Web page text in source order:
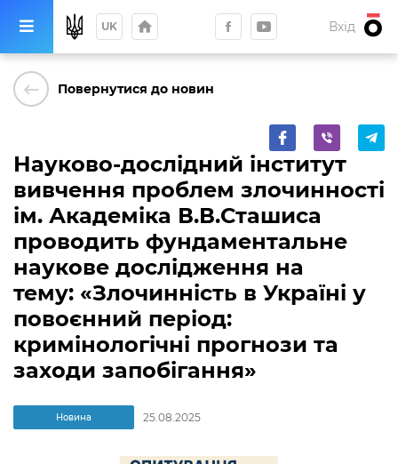
UK home Вхід
keyboard_backspace Повернутися до новин
Науково-дослідний інститут
вивчення проблем злочинності
ім. Академіка В.В.Сташиса
проводить фундаментальне
наукове дослідження на
тему: «Злочинність в Україні у
повоєнний період:
кримінологічні прогнози та
заходи запобігання»
Новина 25.08.2025